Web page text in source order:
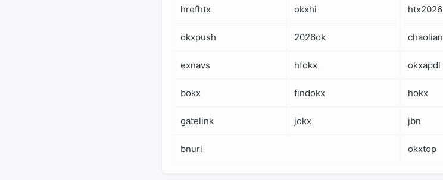
hrefhtx okxhi htx2026
okxpush 2026ok chaolian
exnavs hfokx okxapdl
bokx findokx hokx
gatelink jokx jbn
bnuri okxtop